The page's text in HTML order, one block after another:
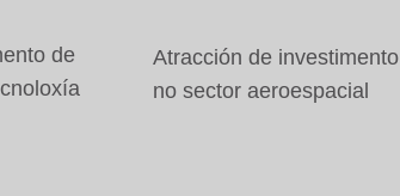
de
Atracción de investimento
no sector aeroespacial